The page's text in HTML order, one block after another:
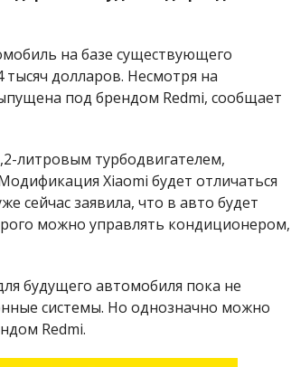
на базе существующего
долларов. Несмотря на
под брендом Redmi, сообщает
литровым турбодвигателем,
Xiaomi будет отличаться
сейчас заявила, что в авто будет
можно управлять кондиционером,
будущего автомобиля пока не
системы. Но однозначно можно
Redmi.